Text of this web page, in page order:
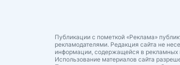
Публикации с пометкой «Реклама»
рекламодателями. Редакция сайта не
информации, содержащейся в рекламных
Использование материалов сайта